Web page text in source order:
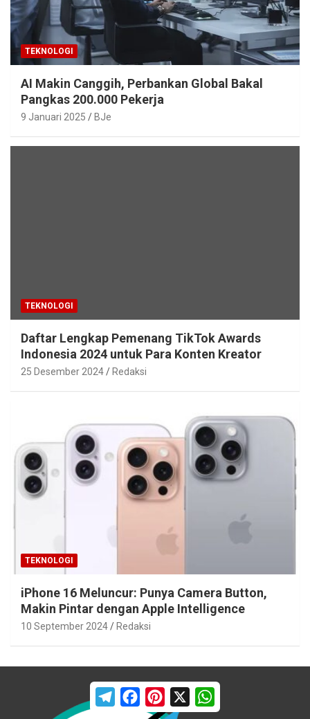
TEKNOLOGI
AI Makin Canggih, Perbankan Global Bakal
Pangkas 200.000 Pekerja
9 Januari 2025 BJe
TEKNOLOGI
Daftar Lengkap Pemenang TikTok Awards
Indonesia 2024 untuk Para Konten Kreator
25 Desember 2024 Redaksi
TEKNOLOGI
iPhone 16 Meluncur: Punya Camera Button,
Makin Pintar dengan Apple Intelligence
10 September 2024 Redaksi
T
P
n
X
a